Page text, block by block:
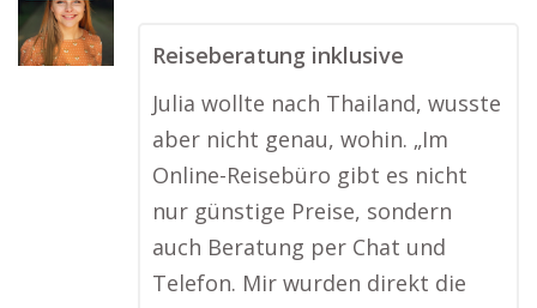
Reiseberatung inklusive
Julia wollte nach Thailand, wusste
aber nicht genau, wohin. „Im
Online-Reisebüro gibt es nicht
nur günstige Preise, sondern
auch Beratung per Chat und
Telefon. Mir wurden direkt die